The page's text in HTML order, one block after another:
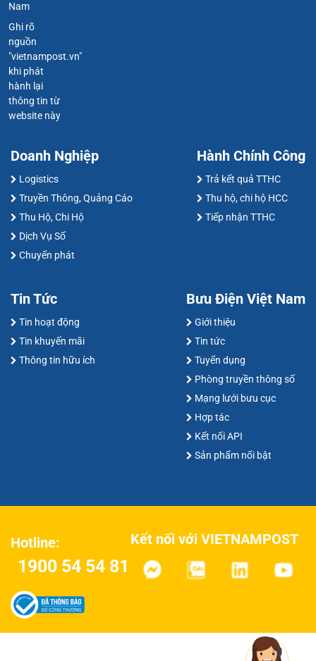
Nam
Ghi rõ
nguồn
"vietnampost.vn"
khi phát
hành lại
thông tin từ
website này
Doanh Nghiệp
Logistics
Truyền Thông, Quảng Cáo
Thu Hộ, Chi Hộ
Dịch Vụ Số
Chuyển phát
Hành Chính Công
Trả kết quả TTHC
Thu hộ, chi hộ HCC
Tiếp nhận TTHC
Tin Tức
Tin hoạt động
Tin khuyến mãi
Thông tin hữu ích
Bưu Điện Việt Nam
Giới thiệu
Tin tức
Tuyển dụng
Phòng truyền thông số
Mạng lưới bưu cục
Hợp tác
Kết nối API
Sản phẩm nổi bật
Hotline:
1900 54 54 81
Kết nối với VIETNAMPOST